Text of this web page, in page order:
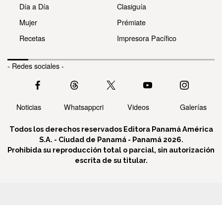
Día a Día
Mujer
Recetas
Clasiguía
Prémiate
Impresora Pacífico
- Redes sociales -
Noticias Whatsappcri Videos Galerías
Todos los derechos reservados Editora Panamá América
S.A. - Ciudad de Panamá - Panamá 2026.
Prohibida su reproducción total o parcial, sin autorización
escrita de su titular.